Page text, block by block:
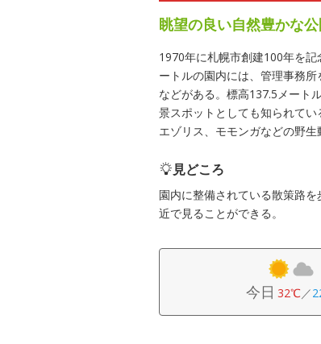
眺望の良い自然豊かな
1970年に札幌市創建100年を
ートルの園内には、管理事務
などがある。標高137.5メート
景スポットとしても知られてい
エゾリス、モモンガなどの野生
見どころ
園内に整備されている散策路
近で見ることができる。
今日 32℃／